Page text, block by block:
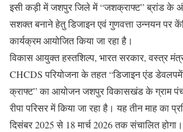
इसी कड़ी में जशपुर जिले में “जशक्राफ्ट” ब्रांड के
सशक्त बनाने हेतु डिजाइन एवं गुणवत्ता उन्नयन पर
कार्यक्रम आयोजित किया जा रहा है।
विकास आयुक्त हस्तशिल्प, भारत सरकार, वस्त्र
CHCDS परियोजना के तहत “डिजाइन एंड
क्राफ्ट” का आयोजन जशपुर विकासखंड के ग्राम
रीपा परिसर में किया जा रहा है। यह तीन माह का
दिसंबर 2025 से 18 मार्च 2026 तक संचालित होगा।